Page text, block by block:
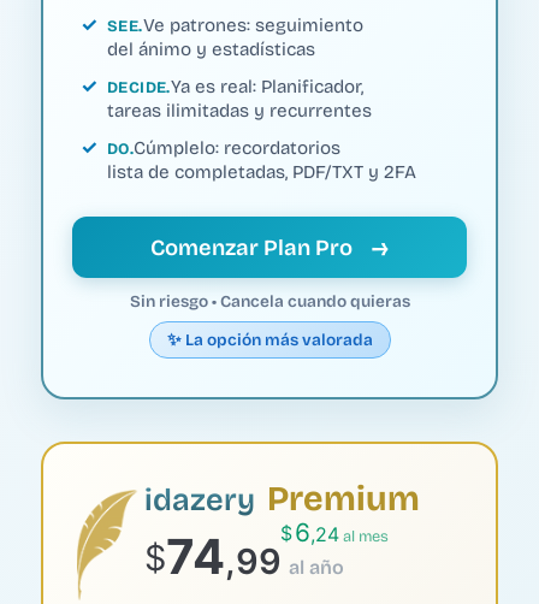
SEE Ve patrones: seguimiento
del ánimo y estadísticas
DECIDE Ya es real: Planificador,
tareas ilimitadas y recurrentes
DO Cúmplelo: recordatorios
lista de completadas, PDF/TXT y 2FA
Comenzar Plan Pro →
Sin riesgo • Cancela cuando quieras
✨ La opción más valorada
idazery Premium
$74,99 al año
$6,24 al mes